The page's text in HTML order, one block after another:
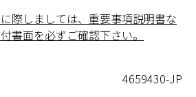
際しましては、重要事項説明書な
書面を必ずご確認下さい。
4659430-JP